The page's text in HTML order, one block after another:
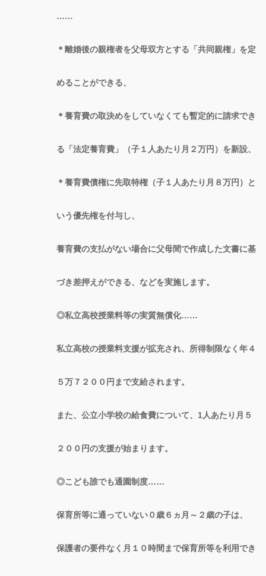
……
＊離婚後の親権者を父母双方とする「共同親権」を定
めることができる、
＊養育費の取決めをしていなくても暫定的に請求でき
る「法定養育費」（子１人あたり月２万円）を新設、
＊養育費債権に先取特権（子１人あたり月８万円）と
いう優先権を付与し、
養育費の支払がない場合に父母間で作成した文書に基
づき差押えができる、などを実施します。
◎私立高校授業料等の実質無償化……
私立高校の授業料支援が拡充され、所得制限なく年４
５万７２００円まで支給されます。
また、公立小学校の給食費について、1人あたり月５
２００円の支援が始まります。
◎こども誰でも通園制度……
保育所等に通っていない０歳６ヵ月～２歳の子は、
保護者の要件なく月１０時間まで保育所等を利用でき